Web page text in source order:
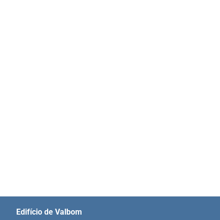
Edifício de Valbom